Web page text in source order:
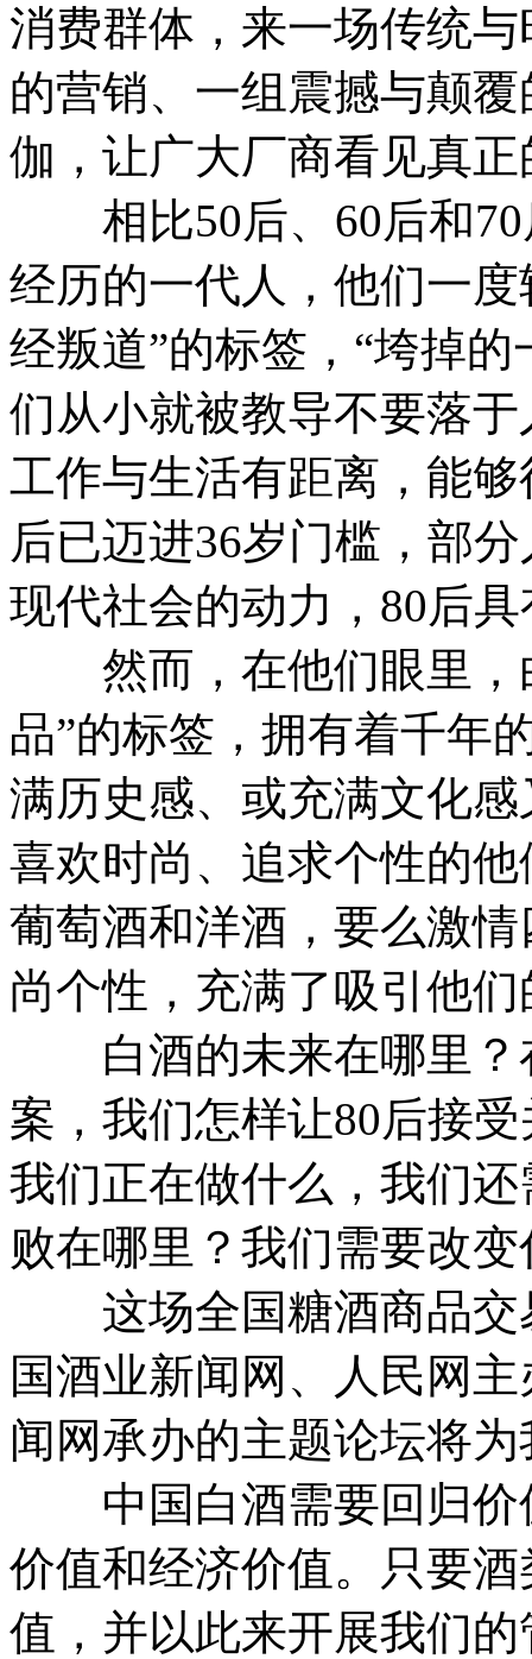
消费群体，来一场传统
的营销、一组震撼与颠
伽，让广大厂商看见真
相比50后、60后和70
经历的一代人，他们一
经叛道”的标签，“垮掉
们从小就被教导不要落
工作与生活有距离，能
后已迈进36岁门槛，部
现代社会的动力，80后
然而，在他们眼里，
品”的标签，拥有着千年
满历史感、或充满文化
喜欢时尚、追求个性的
葡萄酒和洋酒，要么激
尚个性，充满了吸引他
白酒的未来在哪里？
案，我们怎样让80后接
我们正在做什么，我们
败在哪里？我们需要改
这场全国糖酒商品交
国酒业新闻网、人民网
闻网承办的主题论坛将
中国白酒需要回归价
价值和经济价值。只要
值，并以此来开展我们